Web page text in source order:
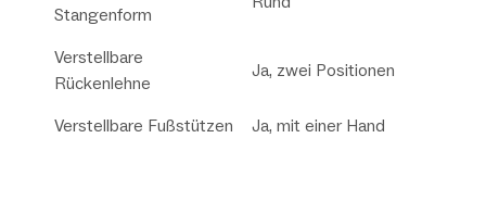
Stangenform
Verstellbare
Rückenlehne
Ja, zwei Positionen
Verstellbare Fußstützen Ja, mit einer Hand